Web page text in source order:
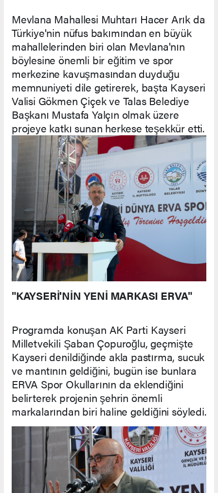
Mevlana Mahallesi Muhtarı Hacer Arık da
Türkiye'nin nüfus bakımından en büyük
mahallelerinden biri olan Mevlana'nın
böylesine önemli bir eğitim ve spor
merkezine kavuşmasından duyduğu
memnuniyeti dile getirerek, başta Kayseri
Valisi Gökmen Çiçek ve Talas Belediye
Başkanı Mustafa Yalçın olmak üzere
projeye katkı sunan herkese teşekkür etti.
"KAYSERİ'NİN YENİ MARKASI ERVA"
Programda konuşan AK Parti Kayseri
Milletvekili Şaban Çopuroğlu, geçmişte
Kayseri denildiğinde akla pastırma, sucuk
ve mantının geldiğini, bugün ise bunlara
ERVA Spor Okullarının da eklendiğini
belirterek projenin şehrin önemli
markalarından biri haline geldiğini söyledi.